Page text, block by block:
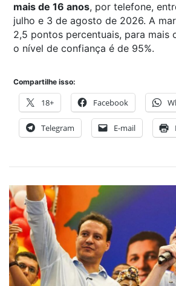
mais de 16 anos, por telefone,
julho e 3 de agosto de 2026. A
2,5 pontos percentuais, para mais
o nível de confiança é de 95%.
Compartilhe isso:
18+ Facebook
Telegram E-mail